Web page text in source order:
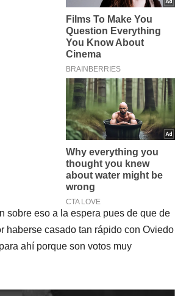
sobre eso a la espera pues de que de
haberse casado tan rápido con Oviedo
ahí porque son votos muy